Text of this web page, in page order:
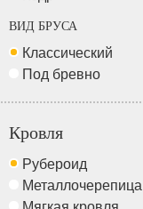
ВИД БРУСА
Классический
Под бревно
Кровля
Рубероид
Металлочерепица